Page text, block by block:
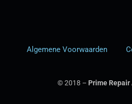
Algemene Voorwaarden
© 2018 – Prime